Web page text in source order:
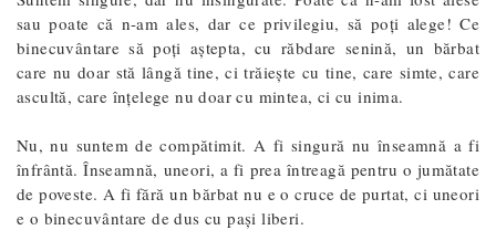
sau poate că n-am ales, dar ce privilegiu, să poți alege! Ce
binecuvântare să poți aștepta, cu răbdare senină, un bărbat
care nu doar stă lângă tine, ci trăiește cu tine, care simte, care
ascultă, care înțelege nu doar cu mintea, ci cu inima.
Nu, nu suntem de compătimit. A fi singură nu înseamnă a fi
înfrântă. Înseamnă, uneori, a fi prea întreagă pentru o jumătate
de poveste. A fi fără un bărbat nu e o cruce de purtat, ci uneori
e o binecuvântare de dus cu pași liberi.